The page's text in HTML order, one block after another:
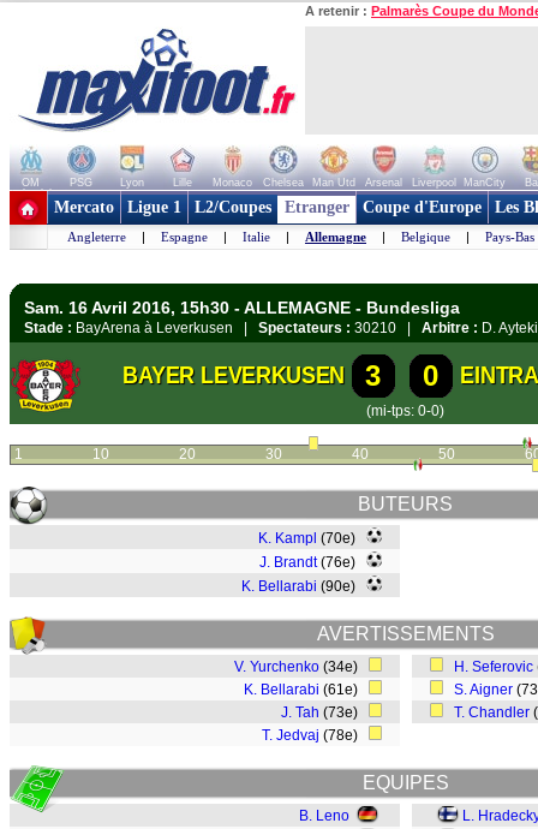
A retenir : Palmarès Coupe du
OM PSG Lyon Lille Monaco Chelsea Man Utd Arsenal Liverpool ManCity
+ de clubs
Mercato Ligue 1 L2/Coupes Etranger Coupe d'Europe Les
Angleterre | Espagne | Italie | Allemagne | Belgique | Pays-Bas
Sam. 16 Avril 2016, 15h30 - ALLEMAGNE - Bundesliga
Stade : BayArena à Leverkusen | Spectateurs : 30210 | Arbitre : D.
BAYER LEVERKUSEN 3 0
(mi-tps: 0-0)
1 10 20 30 40 50
BUTEURS
K. Kampl (70e)
J. Brandt(76e)
K. Bellarabi (90e)
AVERTISSEMENTS
V. Yurchenko (34e)
K. Bellarabi (61e)
J. Tah (73e)
T. Jedvaj (78e)
H. Seferovic
S. Aigner
T. Chandler
EQUIPES
B. Leno
L.